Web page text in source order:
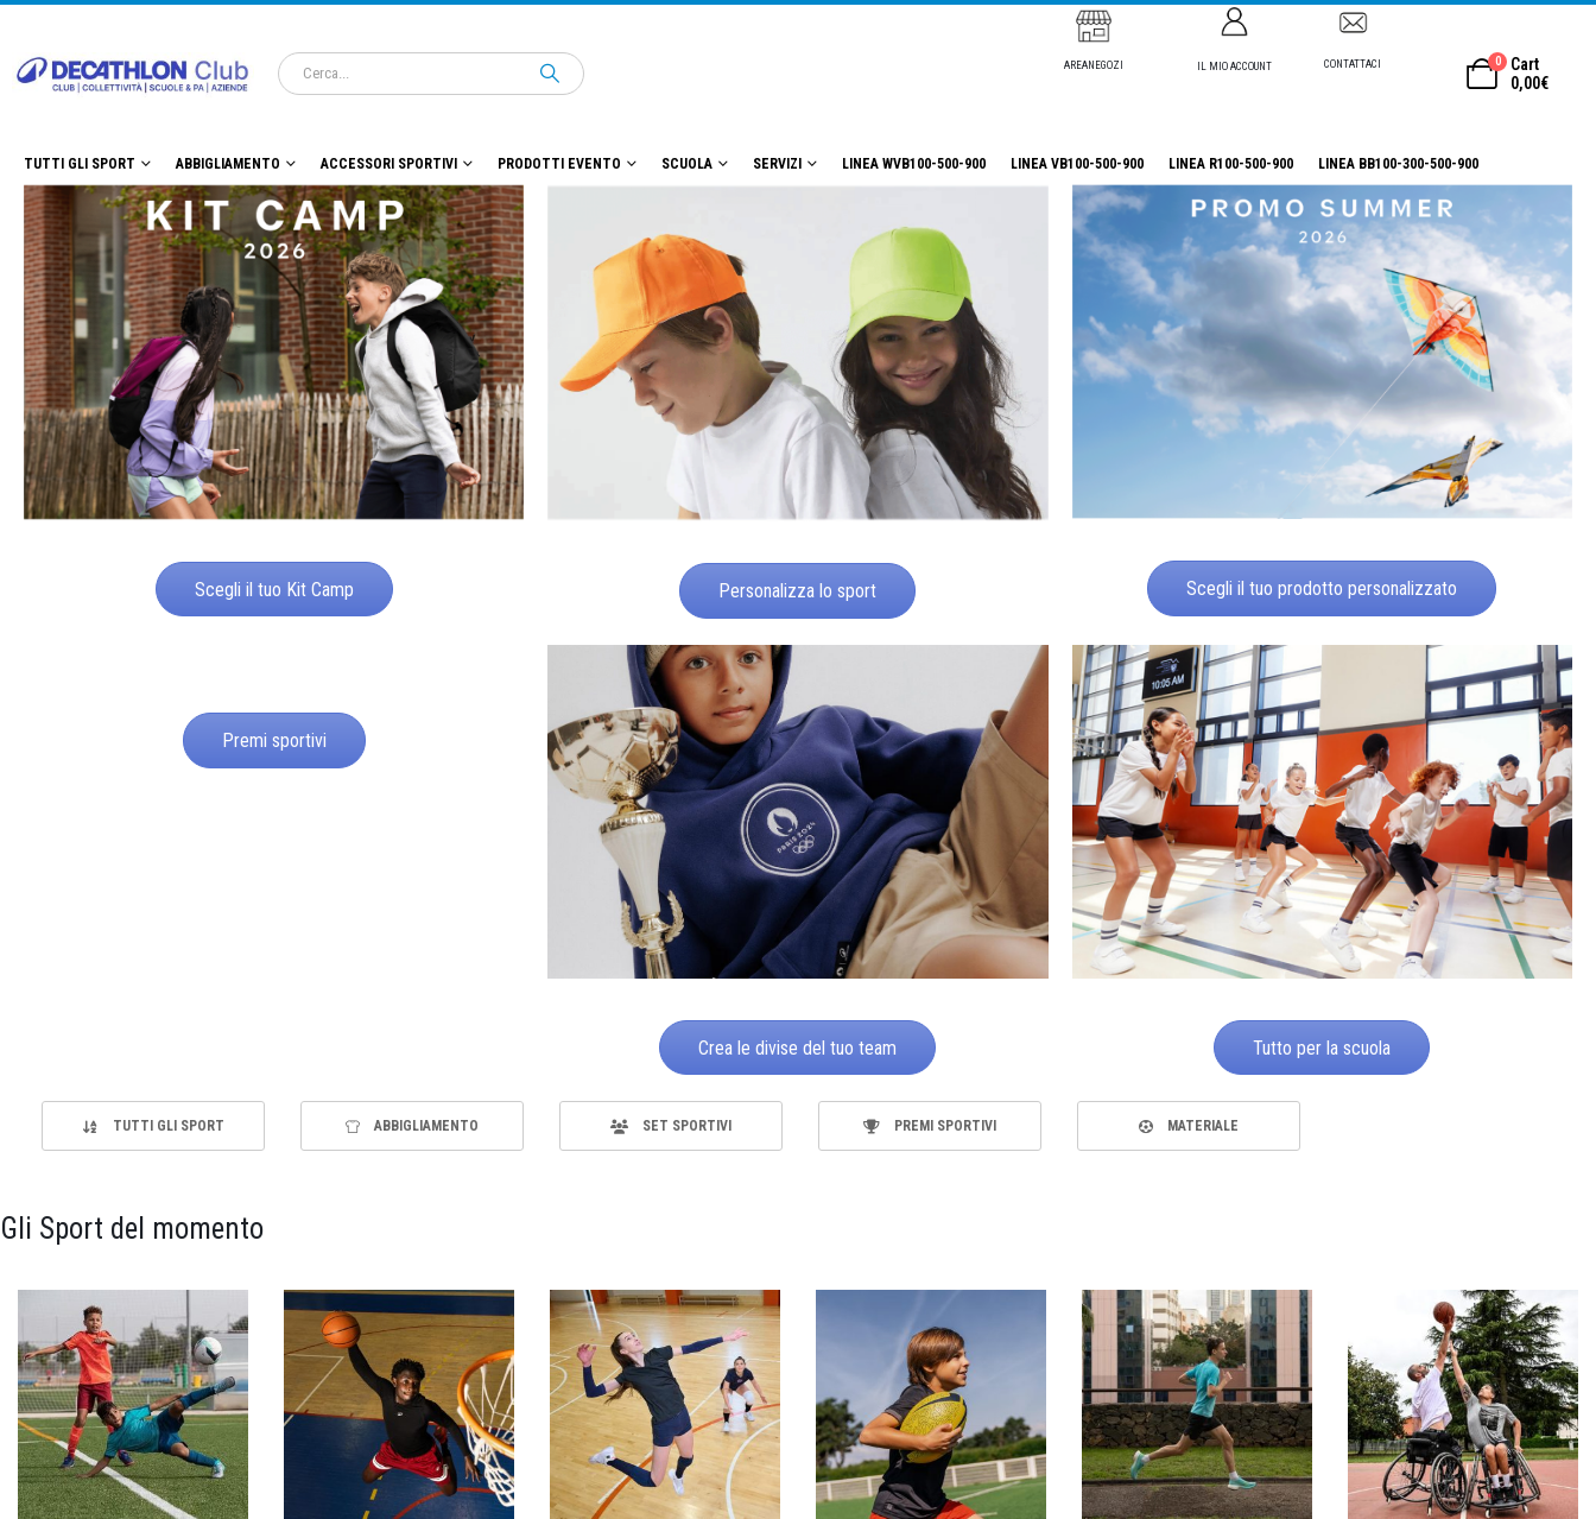
AREANEGOZI IL MIO ACCOUNT CONTATTACI 0
Cart
0,00€
TUTTI GLI SPORT ABBIGLIAMENTO ACCESSORI SPORTIVI PRODOTTI EVENTO SCUOLA SERVIZI LINEA WVB100-500-900 LINEA VB100-500-900 LINEA R100-500-900 LINEA BB100-300-500-900
Scegli il tuo Kit Camp Personalizza lo sport Scegli il tuo prodotto personalizzato
Premi sportivi
Crea le divise del tuo team Tutto per la scuola
TUTTI GLI SPORT ABBIGLIAMENTO SET SPORTIVI PREMI SPORTIVI MATERIALE
Gli Sport del momento